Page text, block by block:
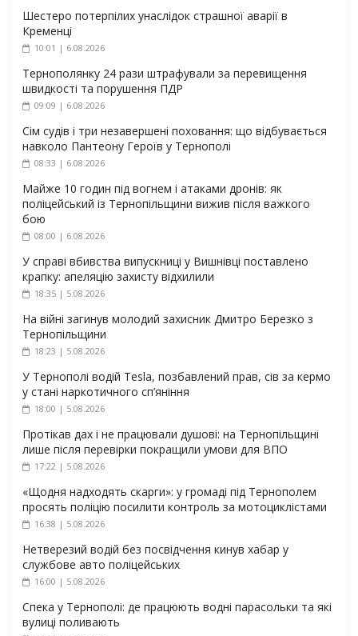
Шестеро потерпілих унаслідок страшної аварії в
Кременці
10:01 | 6.08.2026
Тернополянку 24 рази штрафували за перевищення
швидкості та порушення ПДР
09:09 | 6.08.2026
Сім судів і три незавершені поховання: що відбувається
навколо Пантеону Героїв у Тернополі
08:33 | 6.08.2026
Майже 10 годин під вогнем і атаками дронів: як
поліцейський із Тернопільщини вижив після важкого
бою
08:00 | 6.08.2026
У справі вбивства випускниці у Вишнівці поставлено
крапку: апеляцію захисту відхилили
18:35 | 5.08.2026
На війні загинув молодий захисник Дмитро Березко з
Тернопільщини
18:23 | 5.08.2026
У Тернополі водій Tesla, позбавлений прав, сів за кермо
у стані наркотичного сп’яніння
18:00 | 5.08.2026
Протікав дах і не працювали душові: на Тернопільщині
лише після перевірки покращили умови для ВПО
17:22 | 5.08.2026
«Щодня надходять скарги»: у громаді під Тернополем
просять поліцію посилити контроль за мотоциклістами
16:38 | 5.08.2026
Нетверезий водій без посвідчення кинув хабар у
службове авто поліцейських
16:00 | 5.08.2026
Спека у Тернополі: де працюють водні парасольки та які
вулиці поливають